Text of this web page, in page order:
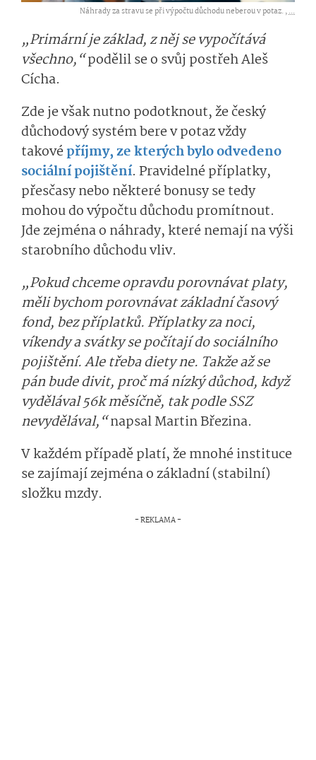
Náhrady za stravu se při výpočtu důchodu neberou v potaz. ,...
„Primární je základ, z něj se vypočítává
všechno,“podělil se o svůj postřeh Aleš
Cícha.
Zde je však nutno podotknout, že český
důchodový systém bere v potaz vždy
takovépříjmy, ze kterých bylo odvedeno
sociální pojištění. Pravidelné příplatky,
přesčasy nebo některé bonusy se tedy
mohou do výpočtu důchodu promítnout.
Jde zejména o náhrady, které nemají na výši
starobního důchodu vliv.
„Pokud chceme opravdu porovnávat platy,
měli bychom porovnávat základní časový
fond, bez příplatků. Příplatky za noci,
víkendy a svátky se počítají do sociálního
pojištění. Ale třeba diety ne. Takže až se
pán bude divit, proč má nízký důchod, když
vydělával 56k měsíčně, tak podle SSZ
nevydělával,“napsal Martin Březina.
V každém případě platí, že mnohé instituce
se zajímají zejména o základní (stabilní)
složku mzdy.